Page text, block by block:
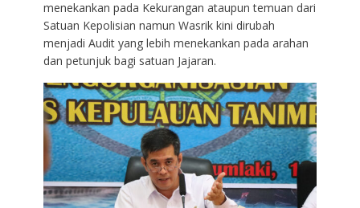
menekankan pada Kekurangan ataupun temuan dari
Satuan Kepolisian namun Wasrik kini dirubah
menjadi Audit yang lebih menekankan pada arahan
dan petunjuk bagi satuan Jajaran.